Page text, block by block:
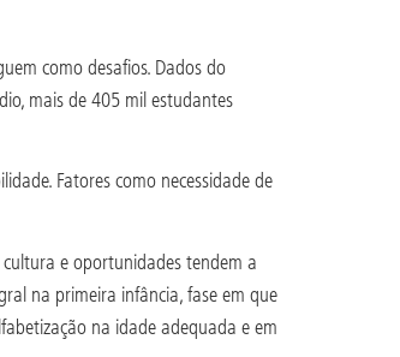
como desafios. Dados do
mais de 405 mil estudantes
Fatores como necessidade de
e oportunidades tendem a
na primeira infância, fase em que
na idade adequada e em